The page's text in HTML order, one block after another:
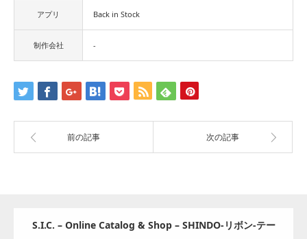
アプリ Back in Stock
制作会社 -
前の記事 次の記事
S.I.C. – Online Catalog & Shop – SHINDO-リボン‐テー